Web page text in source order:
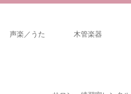
声楽／うた 木管楽器